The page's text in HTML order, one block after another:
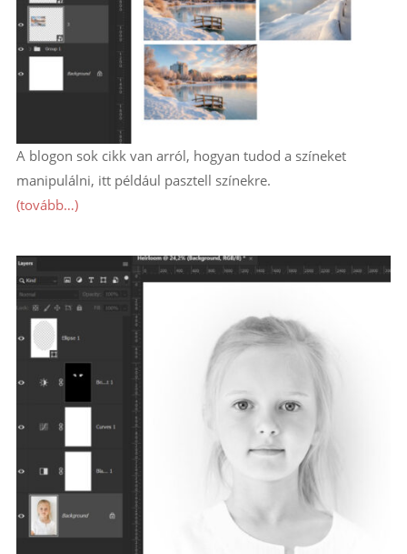
A blogon sok cikk van arról, hogyan tudod a színeket
manipulálni, itt például pasztell színekre.
(tovább…)